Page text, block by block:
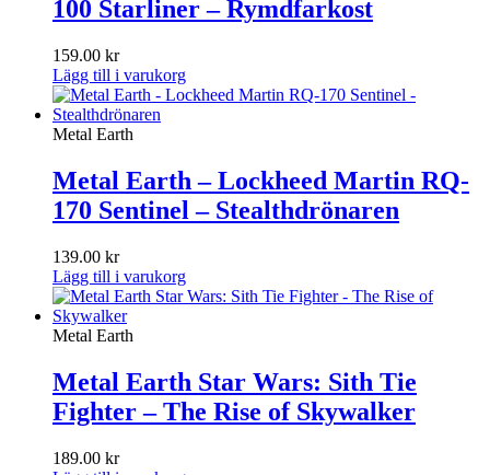
100 Starliner – Rymdfarkost
159.00 kr
Lägg till i varukorg
Metal Earth
Metal Earth – Lockheed Martin RQ-
170 Sentinel – Stealthdrönaren
139.00 kr
Lägg till i varukorg
Metal Earth
Metal Earth Star Wars: Sith Tie
Fighter – The Rise of Skywalker
189.00 kr